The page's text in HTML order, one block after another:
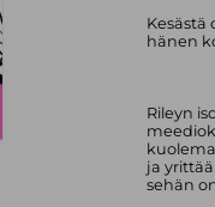
Kesästä
hänen
Rileyn
ja
sehän